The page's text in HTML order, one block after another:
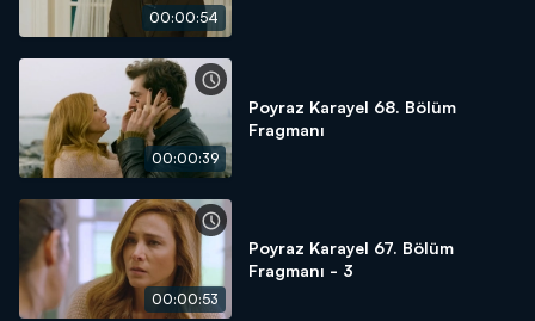
00:00:54
00:00:39
Poyraz Karayel 68. Bölüm
Fragmanı
00:00:53
Poyraz Karayel 67. Bölüm
Fragmanı - 3